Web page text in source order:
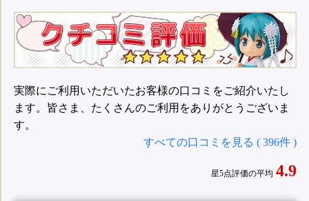
実際にご利用いただいたお客様の口コミをご紹介いたし
ます。皆さま、たくさんのご利用をありがとうございま
す。
すべての口コミを見る ( 396件 )
星5点評価の平均 4.9